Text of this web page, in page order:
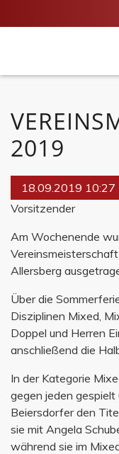
2019
18.09.2019 10:27
Vorsitzender
Am Wochenende
Allersberg
Über die
Disziplinen Mixed,
Doppel und Herren
anschließend die
In der Kategorie
gegen jeden
Beiersdorfer den
sie mit Angela
während sie im